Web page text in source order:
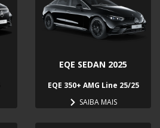
EQE SEDAN 2025
EQE 350+ AMG Line 25/25
SAIBA MAIS